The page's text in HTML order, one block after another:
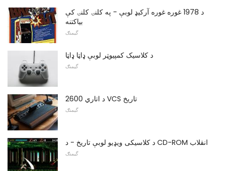
د 1978 غوره غوره آرکیډ لوبې - په کلنۍ کلنۍ کې
بیاکتنه
گیمنګ
د کلاسیک کمپیوټر لوبې ډاټا ډاټا
گیمنګ
د اتاري 2600 VCS تاریخ
گیمنګ
د کلاسیکی ویډیو لوبې تاریخ - د CD-ROM انقلاب
گیمنګ